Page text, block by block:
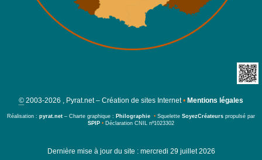
© 2003-2026 , Pyrat.net – Création de sites Internet • Mentions légales
Réalisation : pyrat.net – Charte graphique : Philographie • Squelette SoyezCréateurs propulsé par
SPIP • Déclaration CNIL nº1023302
Dernière mise à jour du site : mercredi 29 juillet 2026